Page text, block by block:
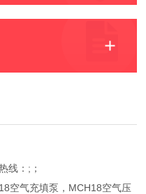
线：;；
空气充填泵，MCH18空气压